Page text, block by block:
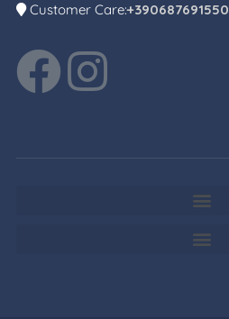
Customer Care:+390687691550